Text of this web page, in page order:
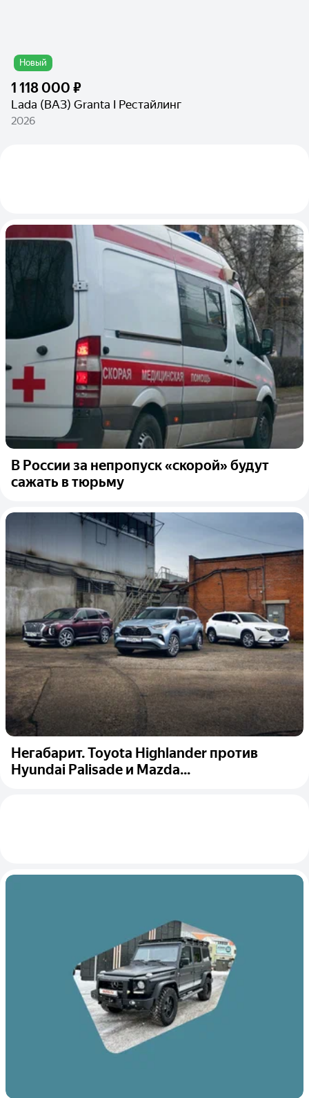
Новый
1 118 000 ₽
Lada (ВАЗ) Granta I Рестайлинг
2026
В России за непропуск «скорой» будут
сажать в тюрьму
Негабарит. Toyota Highlander против
Hyundai Palisade и Mazda...